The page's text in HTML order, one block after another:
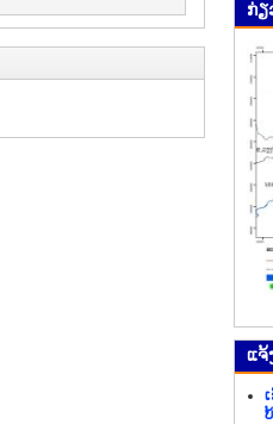
ກ່ຽ
ແຈ້